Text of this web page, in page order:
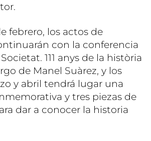
febrero, los actos de
con la conferencia
111 anys de la història
de Manel Suàrez, y los
y abril tendrá lugar una
y tres piezas de
dar a conocer la historia